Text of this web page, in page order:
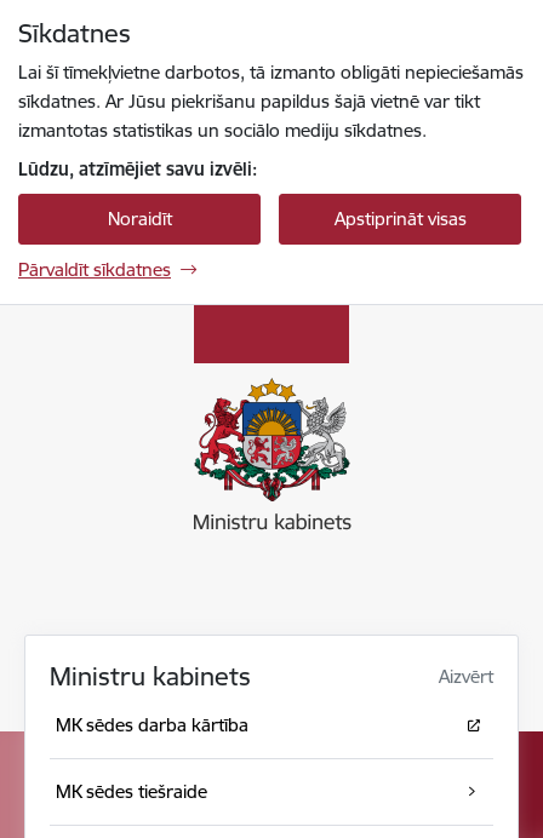
Sīkdatnes
Lai šī tīmekļvietne darbotos, tā izmanto obligāti nepieciešamās
sīkdatnes. Ar Jūsu piekrišanu papildus šajā vietnē var tikt
izmantotas statistikas un sociālo mediju sīkdatnes.
Lūdzu, atzīmējiet savu izvēli:
Noraidīt Apstiprināt visas
Pārvaldīt sīkdatnes
Ministru kabinets Aizvērt
MK sēdes darba kārtība
MK sēdes tiešraide